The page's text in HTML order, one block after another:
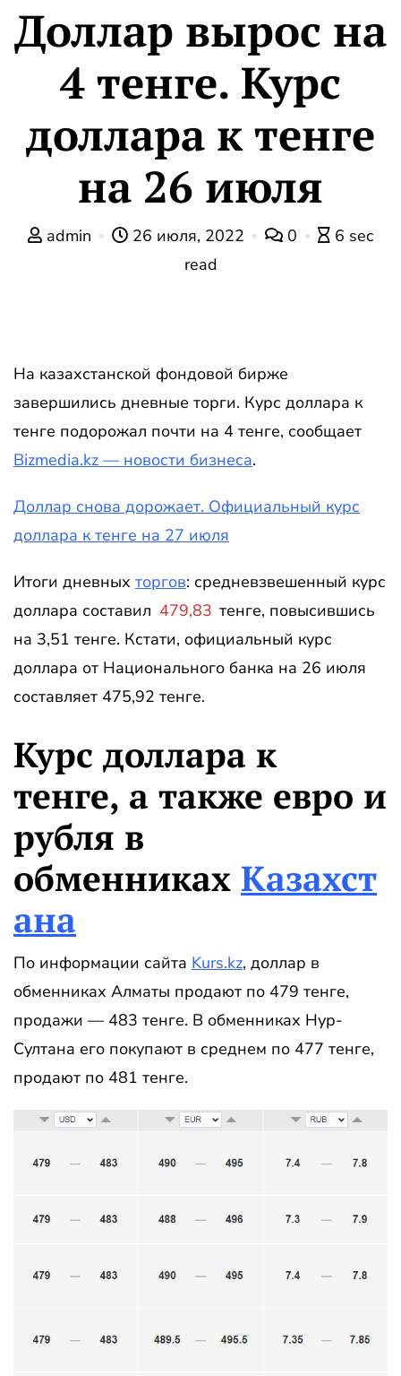
Доллар вырос на
4 тенге. Курс
доллара к тенге
на 26 июля
admin 26 июля, 2022 0
6 sec
read
На казахстанской фондовой бирже
завершились дневные торги. Курс доллара к
тенге подорожал почти на 4 тенге, сообщает
Bizmedia.kz — новости бизнеса.
Доллар снова дорожает. Официальный курс
доллара к тенге на 27 июля
Итоги дневных торгов: средневзвешенный курс
доллара составил 479,83 тенге, повысившись
на 3,51 тенге. Кстати, официальный курс
доллара от Национального банка на 26 июля
составляет 475,92 тенге.
Курс доллара к
тенге, а также евро и
рубля в
обменниках Казахст
ана
По информации сайта Kurs.kz, доллар в
обменниках Алматы продают по 479 тенге,
продажи — 483 тенге. В обменниках Нур-
Султана его покупают в среднем по 477 тенге,
продают по 481 тенге.